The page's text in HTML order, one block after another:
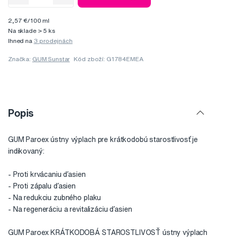
2,57 €/100 ml
Na sklade > 5 ks
Ihned na 3 prodejnách
Značka: GUM Sunstar Kód zboží: G1784EMEA
Popis
GUM Paroex ústny výplach pre krátkodobú starostlivosť je
indikovaný:
- Proti krvácaniu ďasien
- Proti zápalu ďasien
- Na redukciu zubného plaku
- Na regeneráciu a revitalizáciu ďasien
GUM Paroex KRÁTKODOBÁ STAROSTLIVOSŤ ústny výplach